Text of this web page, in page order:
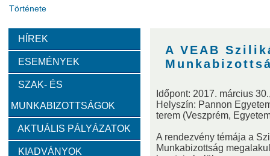
Története
A VEAB története
Díjak
Emlékérem Év Kutatója VEAB Kiemelkedő Ifjú
Szervezeti felépítése
HÍREK
ESEMÉNYEK
SZAK- ÉS
MUNKABIZOTTSÁGOK
AKTUÁLIS PÁLYÁZATOK
KIADVÁNYOK
A VEAB
Időpont: 2017. március
Helyszín: Pannon
terem (Veszprém,
A rendezvény témája a
Munkabizottság